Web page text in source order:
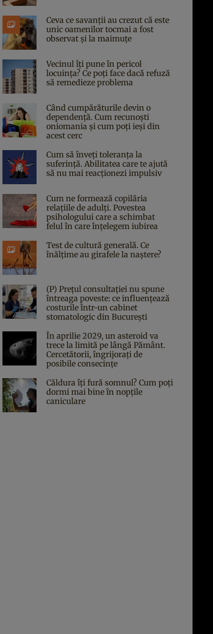
Ceva ce savanții au crezut că este
unic oamenilor tocmai a fost
observat și la maimuțe
Vecinul îți pune în pericol
locuința? Ce poți face dacă refuză
să remedieze problema
Când cumpărăturile devin o
dependență. Cum recunoști
oniomania și cum poți ieși din
acest cerc
Cum să înveți toleranța la
suferință. Abilitatea care te ajută
să nu mai reacționezi impulsiv
Cum ne formează copilăria
relațiile de adulți. Povestea
psihologului care a schimbat
felul în care înțelegem iubirea
Test de cultură generală. Ce
înălțime au girafele la naștere?
(P) Prețul consultației nu spune
întreaga poveste: ce influențează
costurile într-un cabinet
stomatologic din București
În aprilie 2029, un asteroid va
trece la limită pe lângă Pământ.
Cercetătorii, îngrijorați de
posibile consecințe
Căldura îți fură somnul? Cum poți
dormi mai bine în nopțile
caniculare